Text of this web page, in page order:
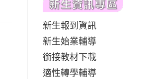
新生報到資訊
新生始業輔導
銜接教材下載
適性轉學輔導